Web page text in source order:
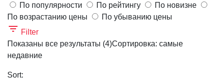
По популярности По рейтингу
По новизне
По возрастанию цены
По убыванию цены
Filter
Показаны все результаты (4)Сортировка: самые
недавние
Sort: